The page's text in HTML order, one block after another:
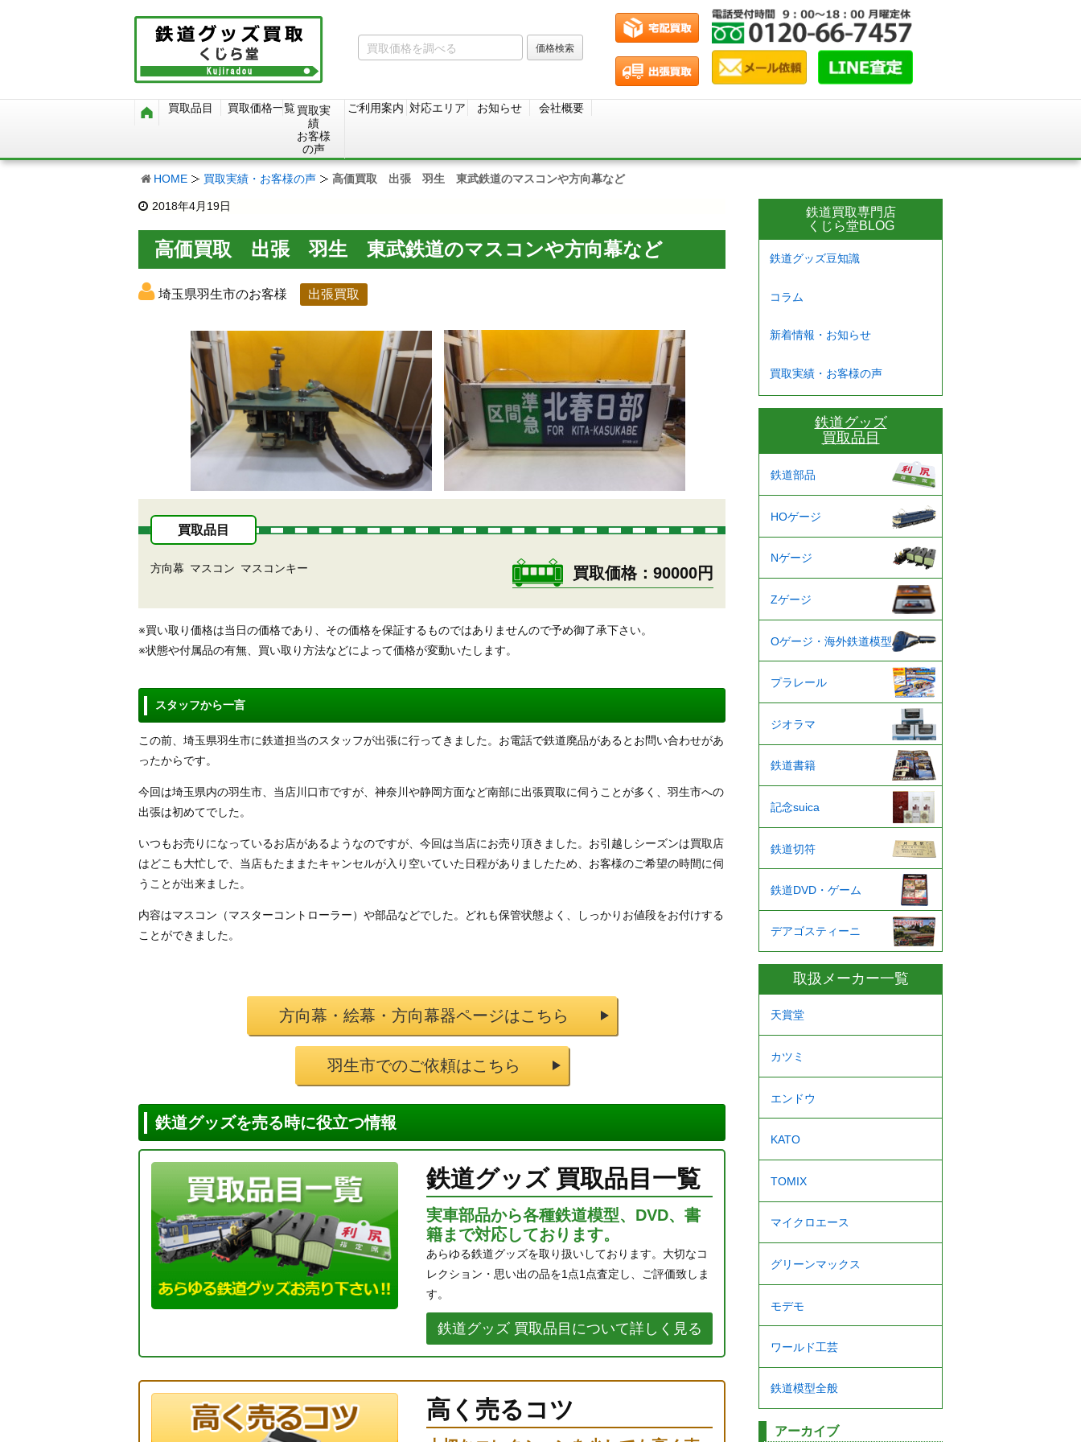
買取品目 買取価格一覧買取実
績
お客様
の声
ご利用案内 対応エリア お知らせ 会社概要
HOME 買取実績・お客様の声 高価買取 出張 羽生 東武鉄道のマスコンや方向幕など
2018年4月19日
高価買取 出張 羽生 東武鉄道のマスコンや方向幕など
埼玉県羽生市のお客様 出張買取
買取品目
方向幕 マスコン マスコンキー 買取価格 90000円
※買い取り価格は当日の価格であり、その価格を保証するものではありませんので予め御了承下さい。
※状態や付属品の有無、買い取り方法などによって価格が変動いたします。
スタッフから一言
この前、埼玉県羽生市に鉄道担当のスタッフが出張に行ってきました。お電話で鉄道廃品があるとお問い合わせがあ
ったからです。
今回は埼玉県内の羽生市、当店川口市ですが、神奈川や静岡方面など南部に出張買取に伺うことが多く、羽生市への
出張は初めてでした。
いつもお売りになっているお店があるようなのですが、今回は当店にお売り頂きました。お引越しシーズンは買取店
はどこも大忙しで、当店もたままたキャンセルが入り空いていた日程がありましたため、お客様のご希望の時間に伺
うことが出来ました。
内容はマスコン（マスターコントローラー）や部品などでした。どれも保管状態よく、しっかりお値段をお付けする
ことができました。
方向幕・絵幕・方向幕器ページはこちら
羽生市でのご依頼はこちら
鉄道グッズを売る時に役立つ情報
鉄道グッズ 買取品目一覧
実車部品から各種鉄道模型、DVD、書
籍まで対応しております。
あらゆる鉄道グッズを取り扱いしております。大切なコ
レクション・思い出の品を1点1点査定し、ご評価致しま
す。
鉄道グッズ 買取品目について詳しく見る
高く売るコツ
鉄道買取専門店
くじら堂BLOG
鉄道グッズ豆知識
コラム
新着情報・お知らせ
買取実績・お客様の声
鉄道グッズ
買取品目
鉄道部品
HOゲージ
Nゲージ
Zゲージ
Oゲージ・海外鉄道模型
プラレール
ジオラマ
鉄道書籍
記念suica
鉄道切符
鉄道DVD・ゲーム
デアゴスティーニ
取扱メーカー一覧
天賞堂
カツミ
エンドウ
KATO
TOMIX
マイクロエース
グリーンマックス
モデモ
ワールド工芸
鉄道模型全般
アーカイブ